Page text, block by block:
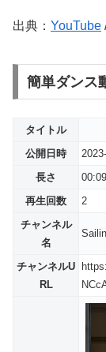
出典： YouTube
簡単ダンス
タイトル
公開日時
長さ
00:09
再生回数
2
チャンネル
名
チャンネルU
RL